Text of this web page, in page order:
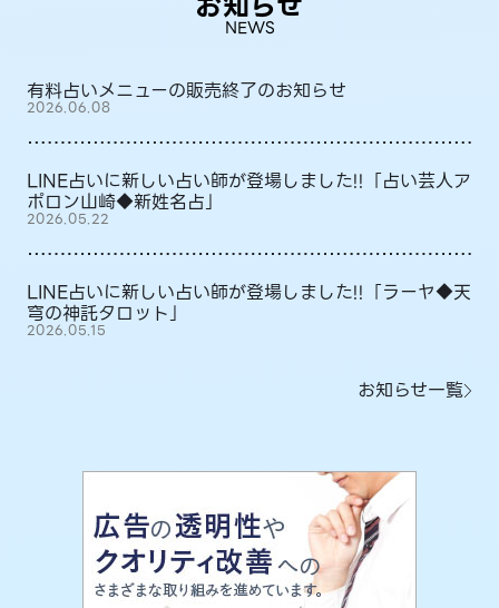
NEWS
有料占いメニューの販売終了のお知らせ
2026.06.08
LINE占いに新しい占い師が登場しました!!「占い芸人ア
ポロン山崎◆新姓名占」
2026.05.22
LINE占いに新しい占い師が登場しました!!「ラーヤ◆天
穹の神託タロット」
2026.05.15
お知らせ一覧